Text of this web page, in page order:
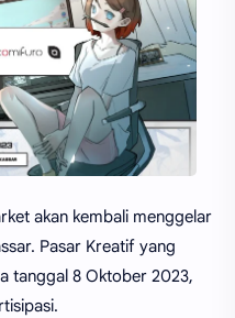
akan kembali menggelar
Pasar Kreatif yang
tanggal 8 Oktober 2023,